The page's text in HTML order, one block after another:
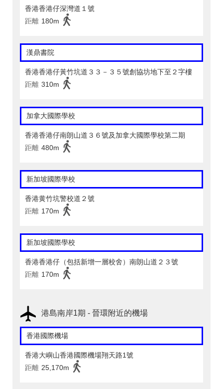
香港香港仔深灣道１號
距離 180m
漢鼎書院
香港香港仔黃竹坑道３３－３５號創協坊地下至２字樓
距離 310m
加拿大國際學校
香港香港仔南朗山道３６號及加拿大國際學校第二期
距離 480m
新加坡國際學校
香港黄竹坑警校道２號
距離 170m
新加坡國際學校
香港香港仔（包括新增一層校舍）南朗山道２３號
距離 170m
港島南岸1期 - 晉環附近的機場
香港國際機場
香港大嶼山香港國際機場翔天路1號
距離 25,170m